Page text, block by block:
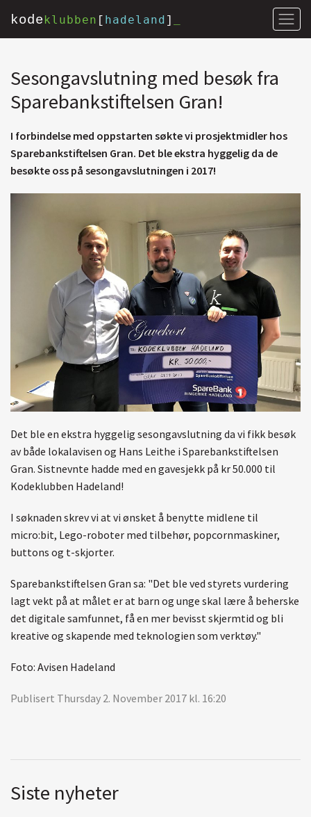
kodeklubben hadeland
Sesongavslutning med besøk fra
Sparebankstiftelsen Gran!
I forbindelse med oppstarten søkte vi prosjektmidler hos
Sparebankstiftelsen Gran. Det ble ekstra hyggelig da de
besøkte oss på sesongavslutningen i 2017!
Det ble en ekstra hyggelig sesongavslutning da vi fikk besøk
av både lokalavisen og Hans Leithe i Sparebankstiftelsen
Gran. Sistnevnte hadde med en gavesjekk på kr 50.000 til
Kodeklubben Hadeland!
I søknaden skrev vi at vi ønsket å benytte midlene til
micro:bit, Lego-roboter med tilbehør, popcornmaskiner,
buttons og t-skjorter.
Sparebankstiftelsen Gran sa: "Det ble ved styrets vurdering
lagt vekt på at målet er at barn og unge skal lære å beherske
det digitale samfunnet, få en mer bevisst skjermtid og bli
kreative og skapende med teknologien som verktøy."
Foto: Avisen Hadeland
Publisert Thursday 2. November 2017 kl. 16:20
Siste nyheter